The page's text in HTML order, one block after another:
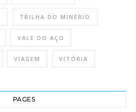
TRILHA DO MINÉRIO
VALE DO AÇO
VIAGEM VITÓRIA
PAGES